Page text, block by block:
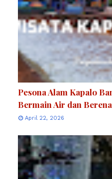
Pesona Alam Kapalo
Bermain Air dan
April 22, 2026